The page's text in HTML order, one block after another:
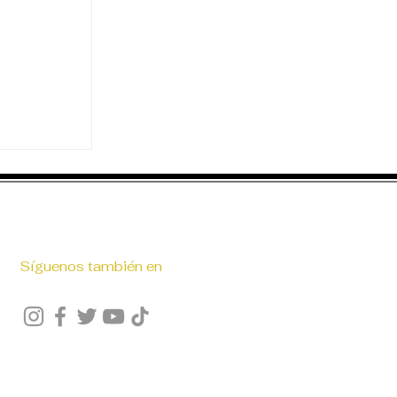
Síguenos también en